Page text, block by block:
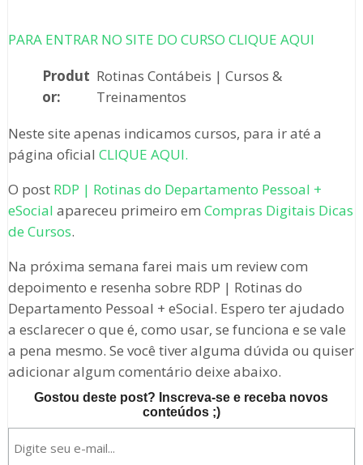
PARA ENTRAR NO SITE DO CURSO CLIQUE AQUI
Produt
or:
Rotinas Contábeis | Cursos &
Treinamentos
Neste site apenas indicamos cursos, para ir até a
página oficial CLIQUE AQUI.
O post RDP | Rotinas do Departamento Pessoal +
eSocial apareceu primeiro em Compras Digitais Dicas
de Cursos.
Na próxima semana farei mais um review com
depoimento e resenha sobre RDP | Rotinas do
Departamento Pessoal + eSocial. Espero ter ajudado
a esclarecer o que é, como usar, se funciona e se vale
a pena mesmo. Se você tiver alguma dúvida ou quiser
adicionar algum comentário deixe abaixo.
Gostou deste post? Inscreva-se e receba novos
conteúdos ;)